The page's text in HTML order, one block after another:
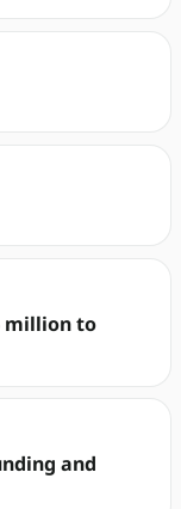
million to
and